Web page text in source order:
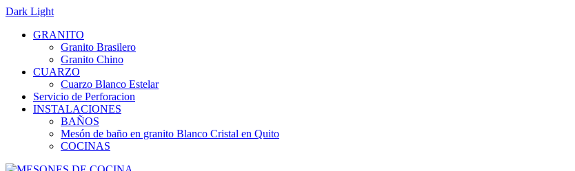
Dark Light
Skip
navigation
Skip
GRANITO
Granito Brasilero
Granito Chino
CUARZO
Cuarzo Blanco Estelar
Servicio de Perforacion
INSTALACIONES
BAÑOS
Mesón de baño en granito Blanco Cristal en Quito
COCINAS